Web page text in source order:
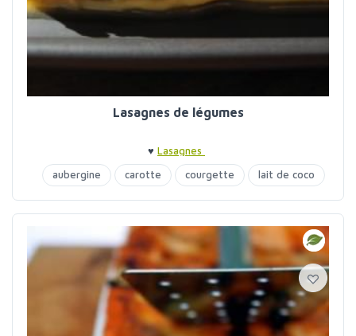
Lasagnes de légumes
♥ Lasagnes
aubergine
carotte courgette lait de coco
lasagnes